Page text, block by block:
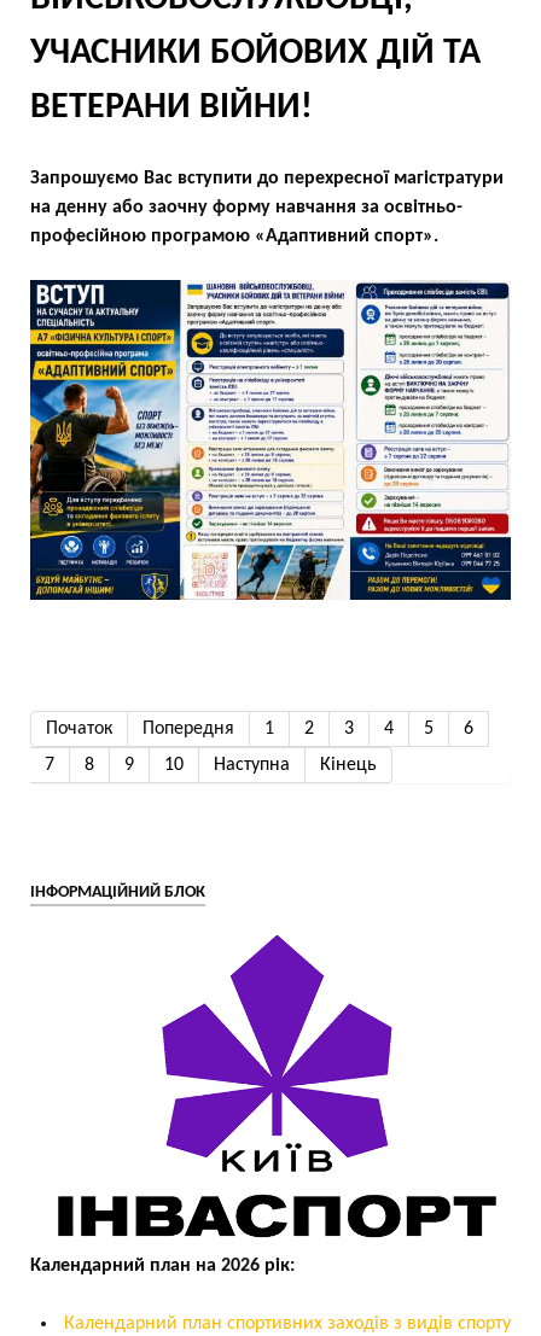
УЧАСНИКИ БОЙОВИХ ДІЙ ТА
ВЕТЕРАНИ ВІЙНИ!
Запрошуємо Вас вступити до перехресної магістратури
на денну або заочну форму навчання за освітньо-
професійною програмою «Адаптивний спорт».
Початок Попередня 1 2 3 4 5
6
7
8 9 10 Наступна Кінець
ІНФОРМАЦІЙНИЙ БЛОК
Календарний план на 2026 рік:
Календарний план спортивних заходів з видів спорту